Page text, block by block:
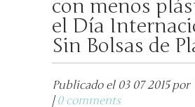
con menos
el Día
Sin Bolsas de
Publicado el 03 07 2015
|0 comments